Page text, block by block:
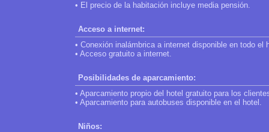
• El precio de la habitación incluye media pensión.
Acceso a internet:
• Conexión inalámbrica a internet disponible en todo el
• Acceso gratuito a internet.
Posibilidades de aparcamiento:
• Aparcamiento propio del hotel gratuito para los
• Aparcamiento para autobuses disponible en el hotel.
Niños: